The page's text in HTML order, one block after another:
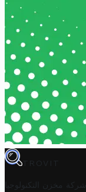
TROVIT
شركة مخزن التكنولوجيا